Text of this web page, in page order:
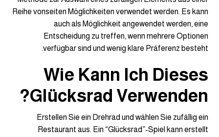
Reihe vonseiten Möglichkeiten verwendet werden. Es kann
auch als Möglichkeit angewendet werden, eine
Entscheidung zu treffen, wenn mehrere Optionen
verfügbar sind und wenig klare Präferenz besteht.
Wie Kann Ich Dieses
Glücksrad Verwenden?
Erstellen Sie ein Drehrad und wählen Sie zufällig ein
Restaurant aus. Ein “Glücksrad”-Spiel kann erstellt